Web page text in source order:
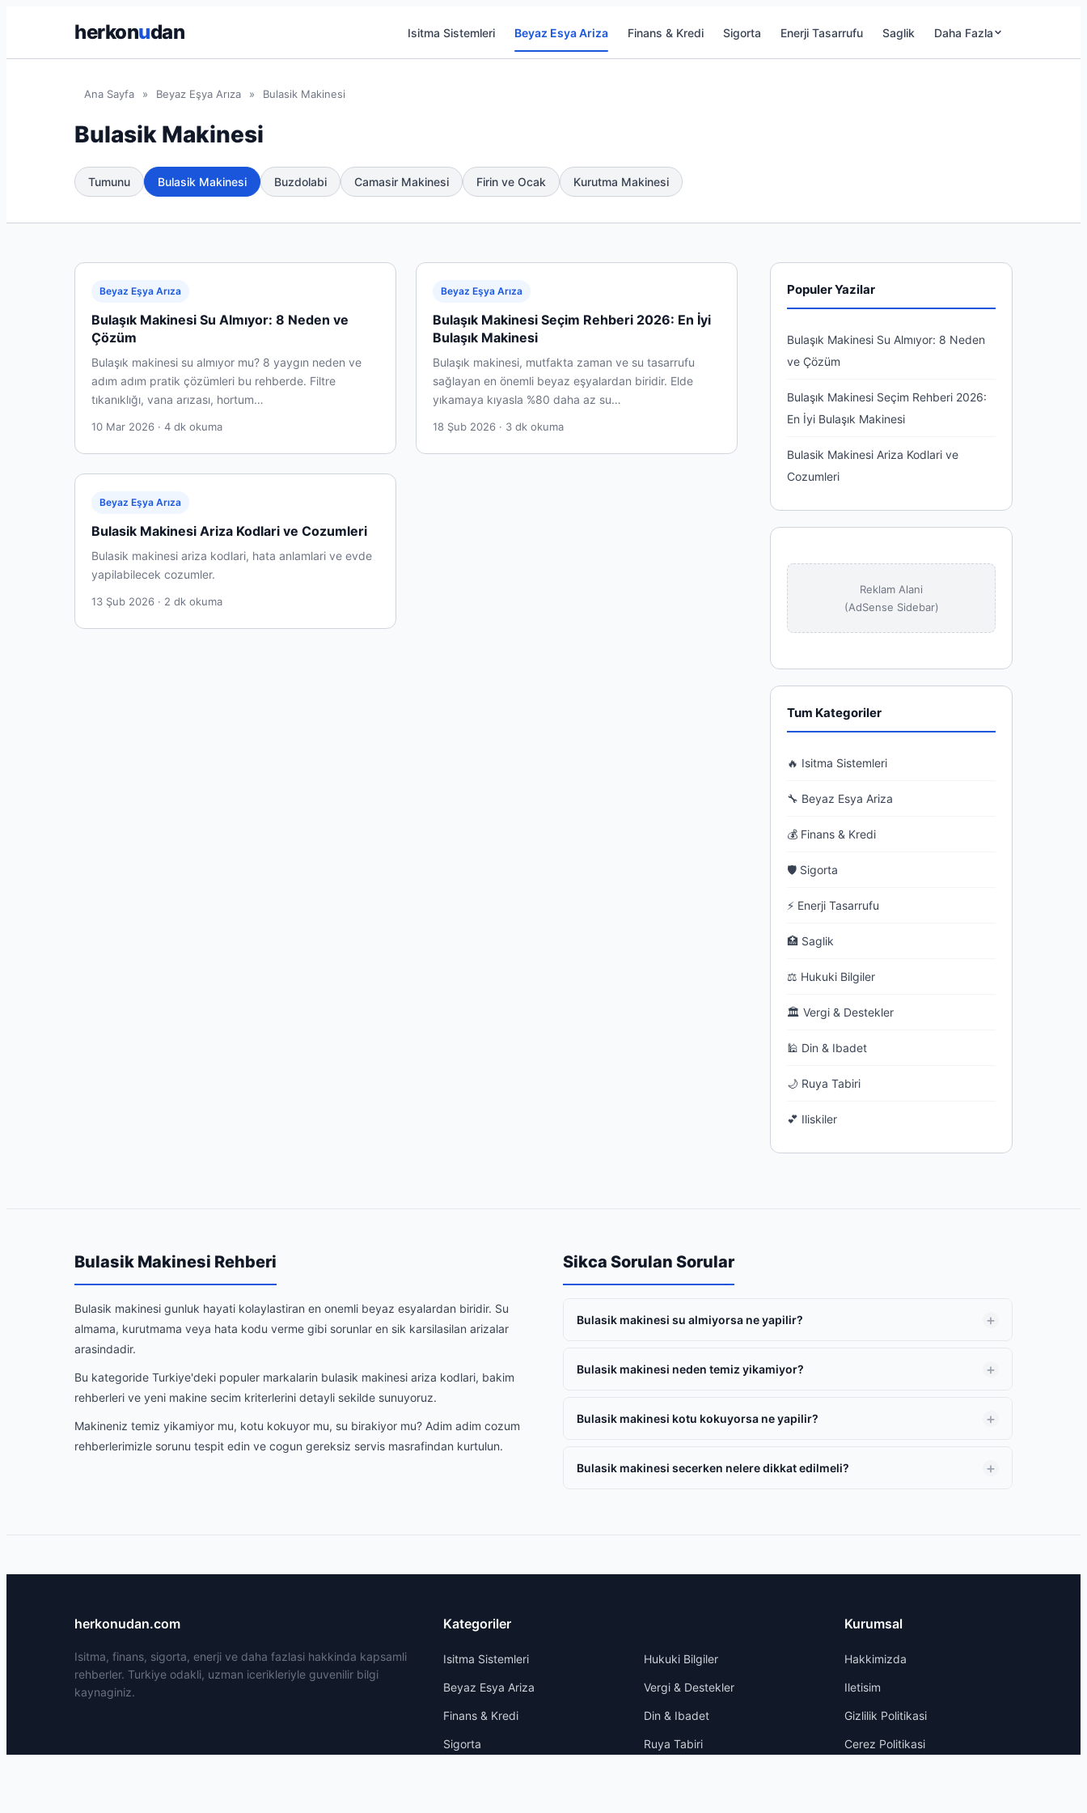
herkonudan Isitma Sistemleri Beyaz Esya Ariza Finans & Kredi Sigorta Enerji Tasarrufu Saglik Daha Fazla
Ana Sayfa » Beyaz Eşya Arıza » Bulasik Makinesi
Bulasik Makinesi
Tumunu Bulasik Makinesi Buzdolabi Camasir Makinesi Firin ve Ocak Kurutma Makinesi
Beyaz Eşya Arıza
Bulaşık Makinesi Su Almıyor: 8 Neden ve
Çözüm
Bulaşık makinesi su almıyor mu? 8 yaygın neden ve
adım adım pratik çözümleri bu rehberde. Filtre
tıkanıklığı, vana arızası, hortum…
10 Mar 2026 · 4 dk okuma
Beyaz Eşya Arıza
Bulaşık Makinesi Seçim Rehberi 2026: En İyi
Bulaşık Makinesi
Bulaşık makinesi, mutfakta zaman ve su tasarrufu
sağlayan en önemli beyaz eşyalardan biridir. Elde
yıkamaya kıyasla %80 daha az su…
18 Şub 2026 · 3 dk okuma
Beyaz Eşya Arıza
Bulasik Makinesi Ariza Kodlari ve Cozumleri
Bulasik makinesi ariza kodlari, hata anlamlari ve evde
yapilabilecek cozumler.
13 Şub 2026 · 2 dk okuma
Populer Yazilar
Bulaşık Makinesi Su Almıyor: 8 Neden
ve Çözüm
Bulaşık Makinesi Seçim Rehberi 2026:
En İyi Bulaşık Makinesi
Bulasik Makinesi Ariza Kodlari ve
Cozumleri
Reklam Alani
(AdSense Sidebar)
Tum Kategoriler
🔥 Isitma Sistemleri
🔧 Beyaz Esya Ariza
💰 Finans & Kredi
🛡 Sigorta
⚡ Enerji Tasarrufu
🏥 Saglik
⚖ Hukuki Bilgiler
🏛 Vergi & Destekler
🕌 Din & Ibadet
🌙 Ruya Tabiri
💕 Iliskiler
Bulasik Makinesi Rehberi
Bulasik makinesi gunluk hayati kolaylastiran en onemli beyaz esyalardan biridir. Su
almama, kurutmama veya hata kodu verme gibi sorunlar en sik karsilasilan arizalar
arasindadir.
Bu kategoride Turkiye'deki populer markalarin bulasik makinesi ariza kodlari, bakim
rehberleri ve yeni makine secim kriterlerini detayli sekilde sunuyoruz.
Makineniz temiz yikamiyor mu, kotu kokuyor mu, su birakiyor mu? Adim adim cozum
rehberlerimizle sorunu tespit edin ve cogun gereksiz servis masrafindan kurtulun.
Sikca Sorulan Sorular
Bulasik makinesi su almiyorsa ne yapilir?
Bulasik makinesi neden temiz yikamiyor?
Bulasik makinesi kotu kokuyorsa ne yapilir?
Bulasik makinesi secerken nelere dikkat edilmeli?
herkonudan.com
Isitma, finans, sigorta, enerji ve daha fazlasi hakkinda kapsamli
rehberler. Turkiye odakli, uzman icerikleriyle guvenilir bilgi
kaynaginiz.
Kategoriler
Isitma Sistemleri
Beyaz Esya Ariza
Finans & Kredi
Sigorta
Hukuki Bilgiler
Vergi & Destekler
Din & Ibadet
Ruya Tabiri
Kurumsal
Hakkimizda
Iletisim
Gizlilik Politikasi
Cerez Politikasi